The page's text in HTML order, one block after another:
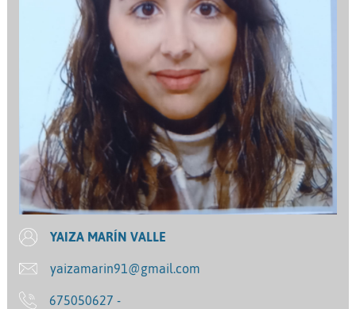
YAIZA MARÍN VALLE
yaizamarin91@gmail.com
675050627 -